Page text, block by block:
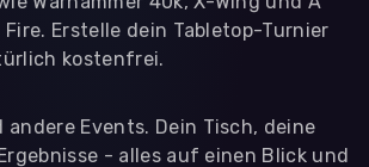
Erstelle dein Tabletop-Turnier
kostenfrei.
andere Events. Dein Tisch, deine
- alles auf einen Blick und